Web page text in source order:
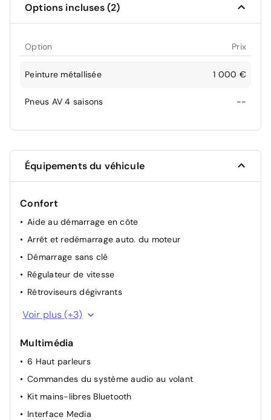
Options incluses (2)
Option Prix
Peinture métallisée 1 000 €
Pneus AV 4 saisons --
Équipements du véhicule
Confort
Aide au démarrage en côte
Arrêt et redémarrage auto. du moteur
Démarrage sans clé
Régulateur de vitesse
Rétroviseurs dégivrants
Rétroviseurs rabattables électriquement
Climatisation électronique bi-zone
Voir plus (+3)
Multimédia
6 Haut parleurs
Commandes du système audio au volant
Kit mains-libres Bluetooth
Interface Media